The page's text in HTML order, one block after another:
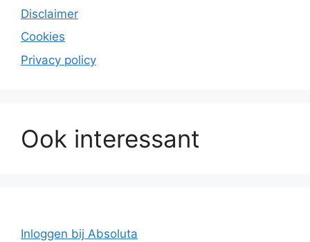
Disclaimer
Cookies
Privacy policy
Ook interessant
Inloggen bij Absoluta